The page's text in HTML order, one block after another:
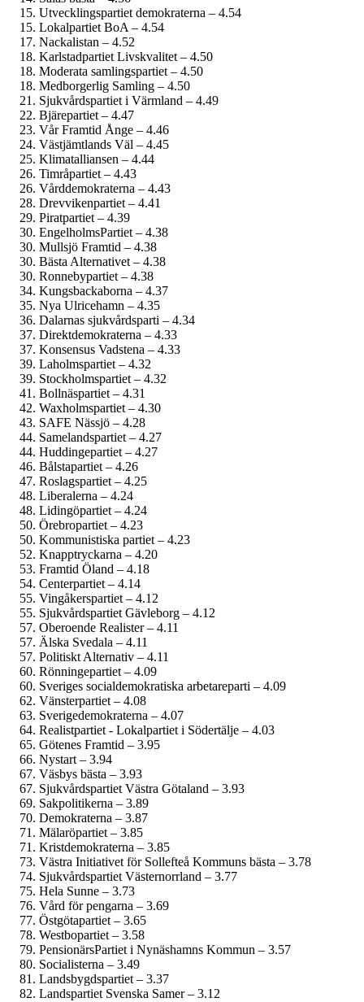
Utvecklingspartiet demokraterna – 4.54
Lokalpartiet BoA – 4.54
Nackalistan – 4.52
Karlstadpartiet Livskvalitet – 4.50
Moderata samlingspartiet – 4.50
Medborgerlig Samling – 4.50
Sjukvårdspartiet i Värmland – 4.49
Bjärepartiet – 4.47
Vår Framtid Ånge – 4.46
Västjämtlands Väl – 4.45
Klimatalliansen – 4.44
Timråpartiet – 4.43
Vårddemokraterna – 4.43
Drevvikenpartiet – 4.41
Piratpartiet – 4.39
EngelholmsPartiet – 4.38
Mullsjö Framtid – 4.38
Bästa Alternativet – 4.38
Ronnebypartiet – 4.38
Kungsbackaborna – 4.37
Nya Ulricehamn – 4.35
Dalarnas sjukvårdsparti – 4.34
Direktdemokraterna – 4.33
Konsensus Vadstena – 4.33
Laholmspartiet – 4.32
Stockholmspartiet – 4.32
Bollnäspartiet – 4.31
Waxholmspartiet – 4.30
SAFE Nässjö – 4.28
Samelandspartiet – 4.27
Huddingepartiet – 4.27
Bålstapartiet – 4.26
Roslagspartiet – 4.25
Liberalerna – 4.24
Lidingöpartiet – 4.24
Örebropartiet – 4.23
Kommunistiska partiet – 4.23
Knapptryckarna – 4.20
Framtid Öland – 4.18
Centerpartiet – 4.14
Vingåkerspartiet – 4.12
Sjukvårds­partiet Gävleborg – 4.12
Oberoende Realister – 4.11
Älska Svedala – 4.11
Politiskt Alternativ – 4.11
Rönningepartiet – 4.09
Sveriges social­demokratiska arbetareparti – 4.09
Vänsterpartiet – 4.08
Sverige­demokraterna – 4.07
Realistpartiet - Lokalpartiet i Södertälje – 4.03
Götenes Framtid – 3.95
Nystart – 3.94
Väsbys bästa – 3.93
Sjukvårdspartiet Västra Götaland – 3.93
Sakpolitikerna – 3.89
Demokraterna – 3.87
Mälaröpartiet – 3.85
Kristdemokraterna – 3.85
Västra Initiativet för Sollefteå Kommuns bästa – 3.78
Sjukvårdspartiet Västernorrland – 3.77
Hela Sunne – 3.73
Vård för pengarna – 3.69
Östgötapartiet – 3.65
Westbopartiet – 3.58
PensionärsPartiet i Nynäshamns Kommun – 3.57
Socialisterna – 3.49
Landsbygdspartiet – 3.37
Landspartiet Svenska Samer – 3.12